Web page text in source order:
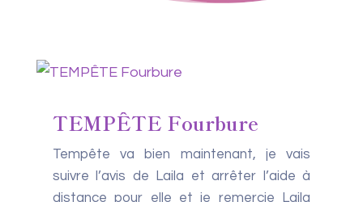
TEMPÊTE Fourbure
Tempête va bien maintenant, je vais
suivre l’avis de Laila et arrêter l’aide à
distance pour elle et je remercie Laila